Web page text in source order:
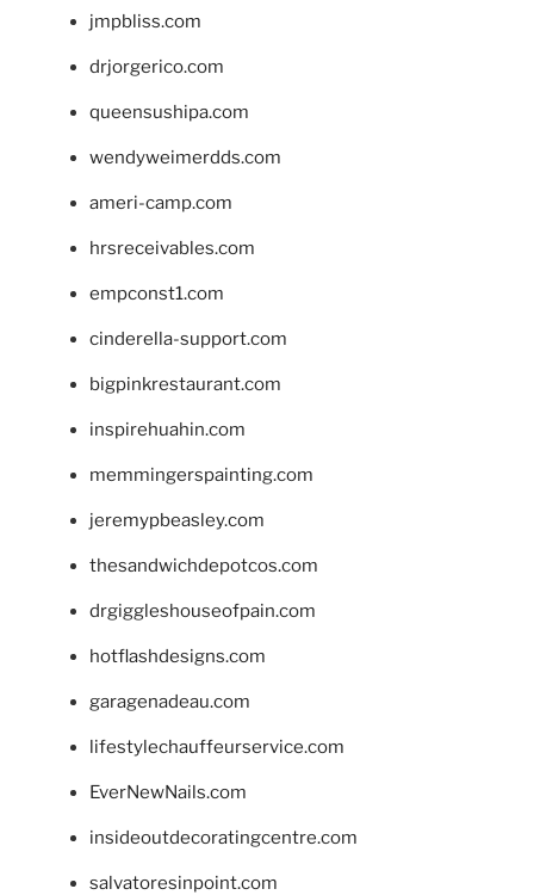
jmpbliss.com
drjorgerico.com
queensushipa.com
wendyweimerdds.com
ameri-camp.com
hrsreceivables.com
empconst1.com
cinderella-support.com
bigpinkrestaurant.com
inspirehuahin.com
memmingerspainting.com
jeremypbeasley.com
thesandwichdepotcos.com
drgiggleshouseofpain.com
hotflashdesigns.com
garagenadeau.com
lifestylechauffeurservice.com
EverNewNails.com
insideoutdecoratingcentre.com
salvatoresinpoint.com